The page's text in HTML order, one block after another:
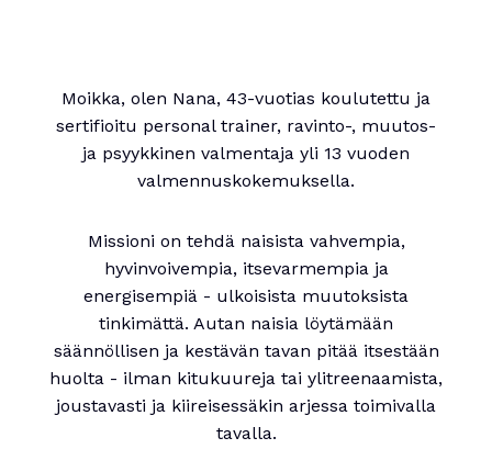
Moikka, olen Nana, 43-vuotias koulutettu ja
sertifioitu personal trainer, ravinto-, muutos-
ja psyykkinen valmentaja yli 13 vuoden
valmennuskokemuksella.
Missioni on tehdä naisista vahvempia,
hyvinvoivempia, itsevarmempia ja
energisempiä - ulkoisista muutoksista
tinkimättä. Autan naisia löytämään
säännöllisen ja kestävän tavan pitää itsestään
huolta - ilman kitukuureja tai ylitreenaamista,
joustavasti ja kiireisessäkin arjessa toimivalla
tavalla.